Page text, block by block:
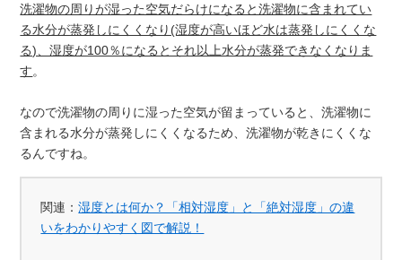
洗濯物の周りが湿った空気だらけになると洗濯物に含まれてい
る水分が蒸発しにくくなり(湿度が高いほど水は蒸発しにくくな
る)、湿度が100％になるとそれ以上水分が蒸発できなくなりま
す。
なので洗濯物の周りに湿った空気が留まっていると、洗濯物に
含まれる水分が蒸発しにくくなるため、洗濯物が乾きにくくな
るんですね。
関連：湿度とは何か？「相対湿度」と「絶対湿度」の違
いをわかりやすく図で解説！